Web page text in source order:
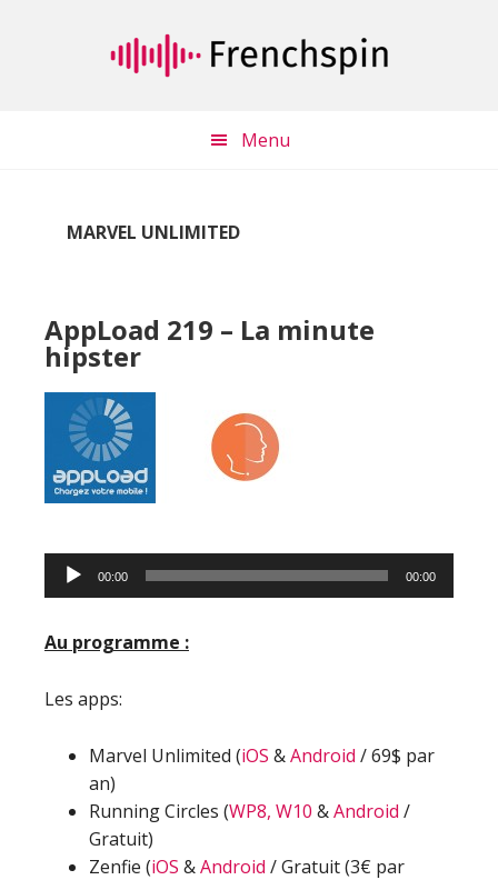
Menu
MARVEL UNLIMITED
AppLoad 219 – La minute
hipster
Lecteur
audio
00:00 00:00
Au programme :
Les apps:
Marvel Unlimited (iOS &Android / 69$ par
an)
Running Circles (WP8, W10 &Android /
Gratuit)
Zenfie (iOS &Android / Gratuit (3€ par